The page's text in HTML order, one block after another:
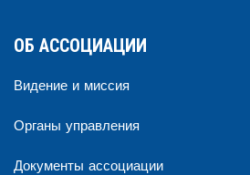
ОБ АССОЦИАЦИИ
Видение и миссия
Органы управления
Документы ассоциации